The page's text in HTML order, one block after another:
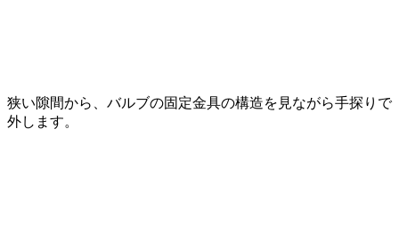
狭い隙間から、バルブの固定金具の構造を見ながら手探りで
外します。